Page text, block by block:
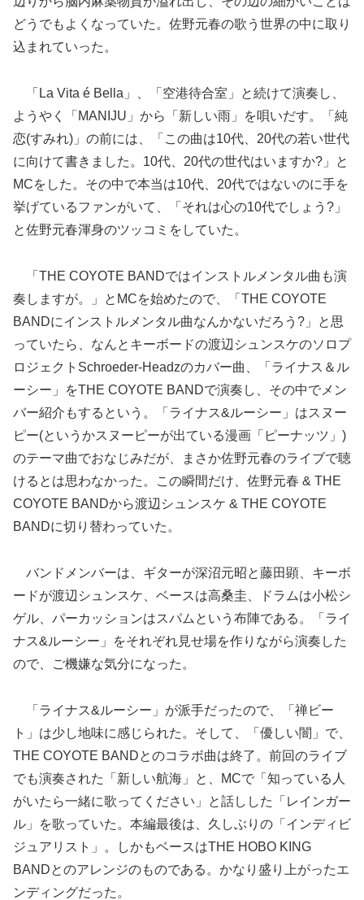
どうでもよくなっていた。佐野元春の歌う世界の中に取り
込まれていった。
「La Vita é Bella」、「空港待合室」と続けて演奏し、
ようやく「MANIJU」から「新しい雨」を唄いだす。「純
恋(すみれ)」の前には、「この曲は10代、20代の若い世代
に向けて書きました。10代、20代の世代はいますか?」と
MCをした。その中で本当は10代、20代ではないのに手を
挙げているファンがいて、「それは心の10代でしょう?」
と佐野元春渾身のツッコミをしていた。
「THE COYOTE BANDではインストルメンタル曲も演
奏しますが。」とMCを始めたので、「THE COYOTE
BANDにインストルメンタル曲なんかないだろう?」と思
っていたら、なんとキーボードの渡辺シュンスケのソロプ
ロジェクトSchroeder-Headzのカバー曲、「ライナス＆ル
ーシー」をTHE COYOTE BANDで演奏し、その中でメン
バー紹介もするという。「ライナス&ルーシー」はスヌー
ピー(というかスヌーピーが出ている漫画「ピーナッツ」)
のテーマ曲でおなじみだが、まさか佐野元春のライブで聴
けるとは思わなかった。この瞬間だけ、佐野元春 & THE
COYOTE BANDから渡辺シュンスケ & THE COYOTE
BANDに切り替わっていた。
バンドメンバーは、ギターが深沼元昭と藤田顕、キーボ
ードが渡辺シュンスケ、ベースは高桑圭、ドラムは小松シ
ゲル、パーカッションはスパムという布陣である。「ライ
ナス&ルーシー」をそれぞれ見せ場を作りながら演奏した
ので、ご機嫌な気分になった。
「ライナス&ルーシー」が派手だったので、「禅ビー
ト」は少し地味に感じられた。そして、「優しい闇」で、
THE COYOTE BANDとのコラボ曲は終了。前回のライブ
でも演奏された「新しい航海」と、MCで「知っている人
がいたら一緒に歌ってください」と話しした「レインガー
ル」を歌っていた。本編最後は、久しぶりの「インディビ
ジュアリスト」。しかもベースはTHE HOBO KING
BANDとのアレンジのものである。かなり盛り上がったエ
ンディングだった。